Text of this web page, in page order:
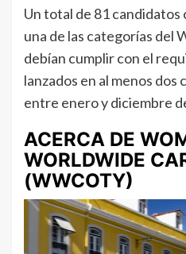
Un total de 81
una de las categorías del
debían cumplir con el
lanzados en al menos
entre enero y diciembre
ACERCA DE
WORLDWIDE
(WWCOTY)